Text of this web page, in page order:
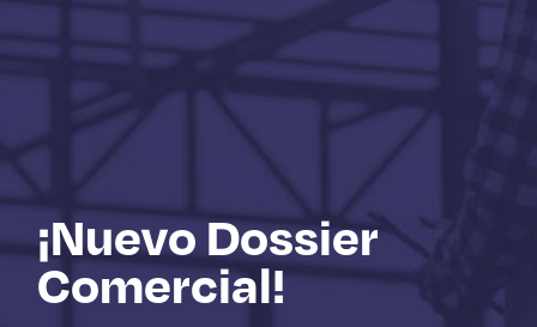
¡Nuevo Dossier
Comercial!